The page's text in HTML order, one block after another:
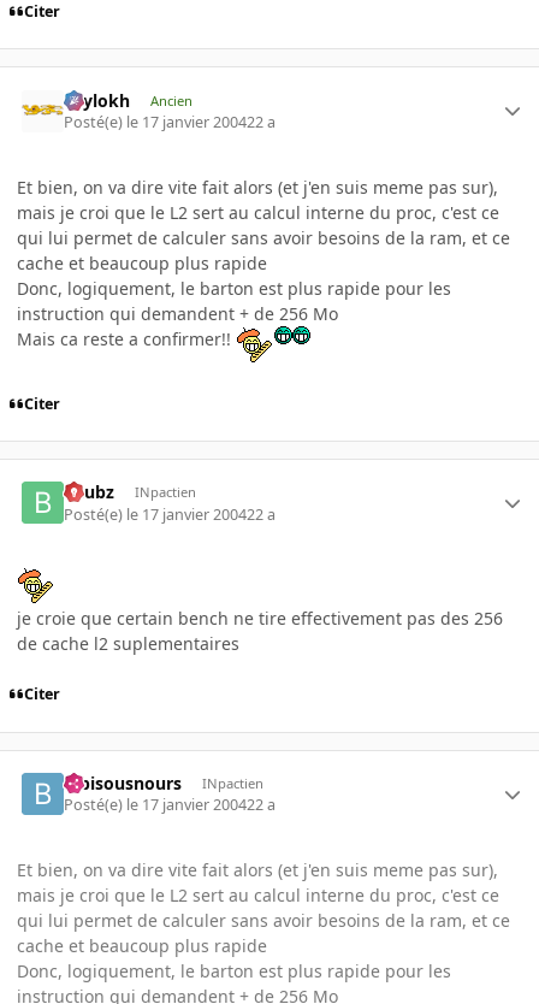
Citer
Psylokh Ancien
Posté(e) le 17 janvier 200422 a
Et bien, on va dire vite fait alors (et j'en suis meme pas sur),
mais je croi que le L2 sert au calcul interne du proc, c'est ce
qui lui permet de calculer sans avoir besoins de la ram, et ce
cache et beaucoup plus rapide
Donc, logiquement, le barton est plus rapide pour les
instruction qui demandent + de 256 Mo
Mais ca reste a confirmer!!
Citer
beubz INpactien
Posté(e) le 17 janvier 200422 a
je croie que certain bench ne tire effectivement pas des 256
de cache l2 suplementaires
Citer
bibisousnours INpactien
Posté(e) le 17 janvier 200422 a
Et bien, on va dire vite fait alors (et j'en suis meme pas sur),
mais je croi que le L2 sert au calcul interne du proc, c'est ce
qui lui permet de calculer sans avoir besoins de la ram, et ce
cache et beaucoup plus rapide
Donc, logiquement, le barton est plus rapide pour les
instruction qui demandent + de 256 Mo